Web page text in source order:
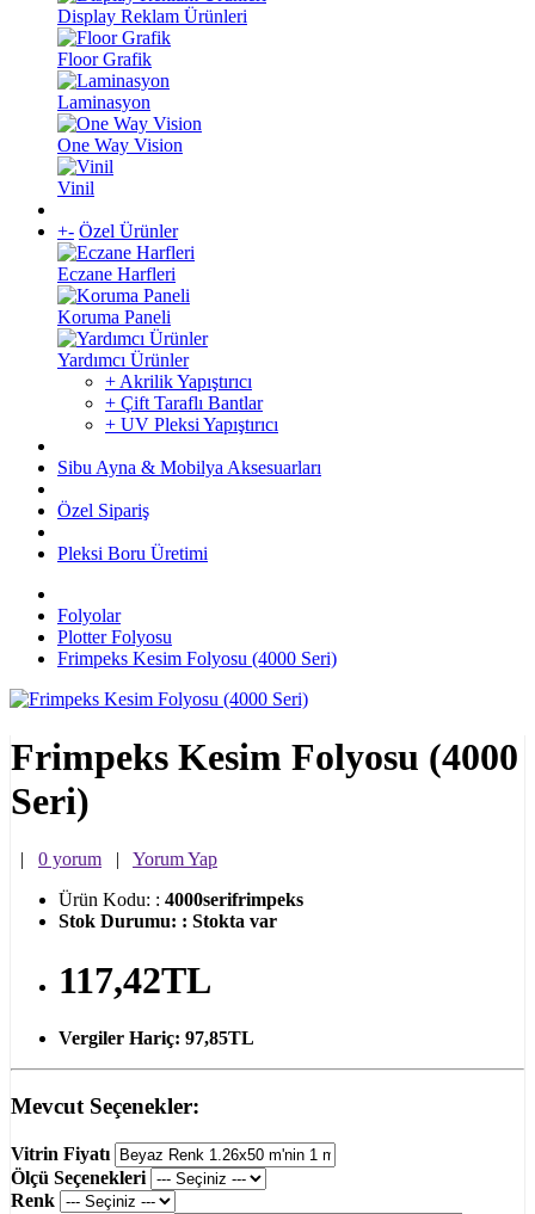
Display Reklam Ürünleri
Floor Grafik
Laminasyon
One Way Vision
Vinil
+- Özel Ürünler
Eczane Harfleri
Koruma Paneli
Yardımcı Ürünler
+ Akrilik Yapıştırıcı
+ Çift Taraflı Bantlar
+ UV Pleksi Yapıştırıcı
Sibu Ayna & Mobilya Aksesuarları
Özel Sipariş
Pleksi Boru Üretimi
Folyolar
Plotter Folyosu
Frimpeks Kesim Folyosu (4000 Seri)
Frimpeks Kesim Folyosu (4000
Seri)
0 yorum
Yorum Yap
Ürün Kodu: : 4000serifrimpeks
Stok Durumu: : Stokta var
117,42TL
Vergiler Hariç: 97,85TL
Mevcut Seçenekler:
Vitrin Fiyatı
Ölçü Seçenekleri
Renk